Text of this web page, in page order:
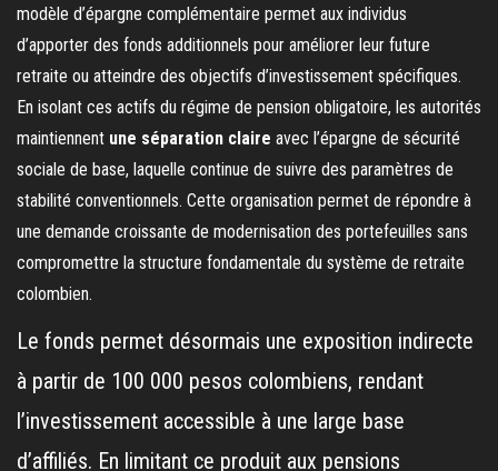
modèle d’épargne complémentaire permet aux individus
d’apporter des fonds additionnels pour améliorer leur future
retraite ou atteindre des objectifs d’investissement spécifiques.
En isolant ces actifs du régime de pension obligatoire, les autorités
maintiennent une séparation claire avec l’épargne de sécurité
sociale de base, laquelle continue de suivre des paramètres de
stabilité conventionnels. Cette organisation permet de répondre à
une demande croissante de modernisation des portefeuilles sans
compromettre la structure fondamentale du système de retraite
colombien.
Le fonds permet désormais une exposition indirecte
à partir de 100 000 pesos colombiens, rendant
l’investissement accessible à une large base
d’affiliés. En limitant ce produit aux pensions